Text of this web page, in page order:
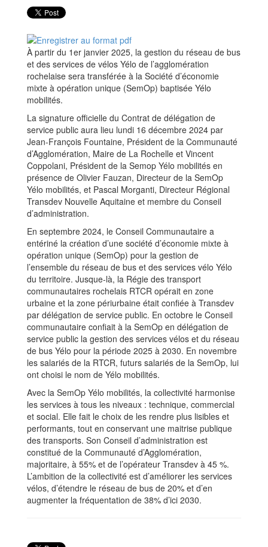
À partir du 1er janvier 2025, la gestion du réseau de bus
et des services de vélos Yélo de l’agglomération
rochelaise sera transférée à la Société d’économie
mixte à opération unique (SemOp) baptisée Yélo
mobilités.
La signature officielle du Contrat de délégation de
service public aura lieu lundi 16 décembre 2024 par
Jean-François Fountaine, Président de la Communauté
d’Agglomération, Maire de La Rochelle et Vincent
Coppolani, Président de la Semop Yélo mobilités en
présence de Olivier Fauzan, Directeur de la SemOp
Yélo mobilités, et Pascal Morganti, Directeur Régional
Transdev Nouvelle Aquitaine et membre du Conseil
d’administration.
En septembre 2024, le Conseil Communautaire a
entériné la création d’une société d’économie mixte à
opération unique (SemOp) pour la gestion de
l’ensemble du réseau de bus et des services vélo Yélo
du territoire. Jusque-là, la Régie des transport
communautaires rochelais RTCR opérait en zone
urbaine et la zone périurbaine était confiée à Transdev
par délégation de service public. En octobre le Conseil
communautaire confiait à la SemOp en délégation de
service public la gestion des services vélos et du réseau
de bus Yélo pour la période 2025 à 2030. En novembre
les salariés de la RTCR, futurs salariés de la SemOp, lui
ont choisi le nom de Yélo mobilités.
Avec la SemOp Yélo mobilités, la collectivité harmonise
les services à tous les niveaux : technique, commercial
et social. Elle fait le choix de les rendre plus lisibles et
performants, tout en conservant une maitrise publique
des transports. Son Conseil d’administration est
constitué de la Communauté d’Agglomération,
majoritaire, à 55% et de l’opérateur Transdev à 45 %.
L’ambition de la collectivité est d’améliorer les services
vélos, d’étendre le réseau de bus de 20% et d’en
augmenter la fréquentation de 38% d’ici 2030.